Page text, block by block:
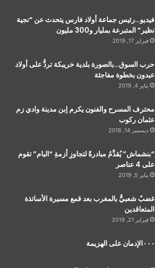
فيديو…رئيس جماعة أولاد فارس يتحدث عن “نجية
نظير” المتبرعة بمليار و300 مليون
فبراير 17, 2019
حرب السوق…بالصورة بلدية خريبكة تردُّ على أولاد
عبدون بخطوة مفاجئة
يناير 4, 2019
محترف المسرح والفنون يكرم إبن مدينة وادي زم
عثمان ركوب
ديسمبر 14, 2018
“بنشماش” يُقدِّمُ مبادرةً لتجاوزِ أزمةِ “البام” تقوم
على 4 عناصر
يناير 5, 2019
غضبٌ شعبيٌّ بالمغرب بعد قمع مسيرة الأساتذة
المتعاقدين
فبراير 21, 2019